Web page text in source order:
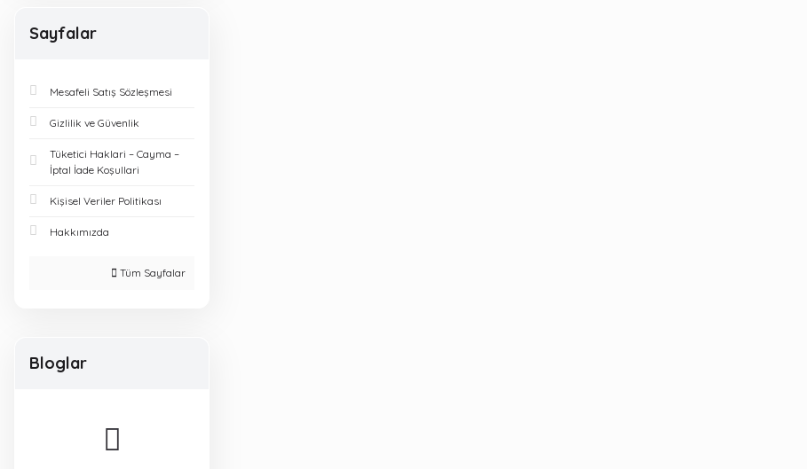
Sayfalar
Mesafeli Satış Sözleşmesi
Gizlilik ve Güvenlik
Tüketici Haklari – Cayma –
İptal İade Koşullari
Kişisel Veriler Politikası
Hakkımızda
Tüm Sayfalar
Bloglar